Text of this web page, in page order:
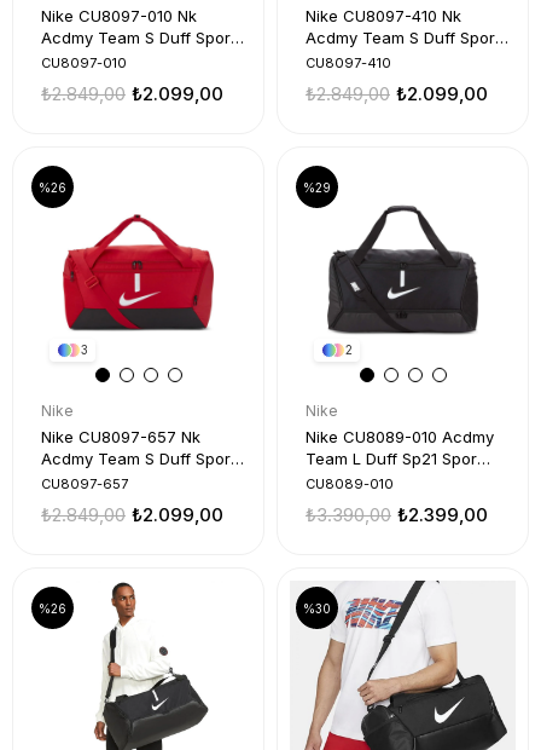
Nike CU8097-010 Nk
Acdmy Team S Duff Spor
Çanta
CU8097-010
₺2.099,00
₺2.849,00
Nike CU8097-410 Nk
Acdmy Team S Duff Spor
Çanta
CU8097-410
₺2.099,00
₺2.849,00
3
Nike
Nike CU8097-657 Nk
Acdmy Team S Duff Spor
Çanta
CU8097-657
₺2.099,00
₺2.849,00
%26
2
Nike
Nike CU8089-010 Acdmy
Team L Duff Sp21 Spor
Çanta
CU8089-010
₺2.399,00
₺3.390,00
%29
%26 %30